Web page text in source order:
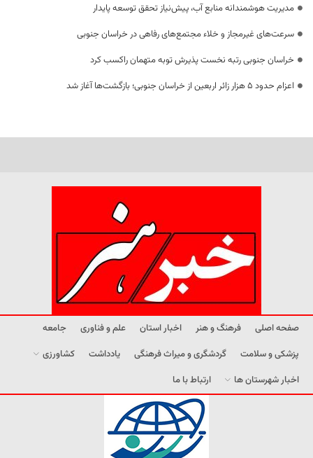
مدیریت هوشمندانه منابع آب، پیش‌نیاز تحقق توسعه پایدار
سرعت‌های غیرمجاز و خلاء مجتمع‌های رفاهی در خراسان جنوبی
خراسان جنوبی رتبه نخست پذیرش توبه متهمان راکسب کرد
اعزام حدود 5 هزار زائر اربعین از خراسان جنوبی؛ بازگشت‌ها آغاز شد
صفحه اصلی فرهنگ و هنر اخبار استان علم و فناوری
جامعه
پزشکی و سلامت
گردشگری و میراث فرهنگی یادداشت
کشاورزی
اخبار شهرستان ها
ارتباط با ما